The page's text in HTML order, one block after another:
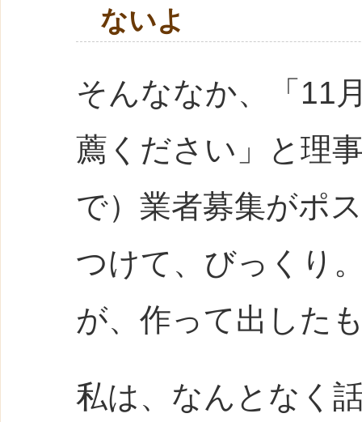
ないよ
そんななか、「11
薦ください」と理
で）業者募集がポ
つけて、びっくり
が、作って出した
私は、なんとなく